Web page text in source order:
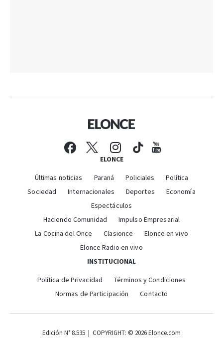
ELONCE
Últimas noticias Paraná Policiales
Política
Sociedad
Internacionales Deportes
Economía
Espectáculos
Haciendo Comunidad
Impulso Empresarial
La Cocina del Once
Clasionce
Elonce en vivo
Elonce Radio en vivo
INSTITUCIONAL
Política de Privacidad
Términos y Condiciones
Normas de Participación
Contacto
Edición N° 8.535 | COPYRIGHT: © 2026 Elonce.com